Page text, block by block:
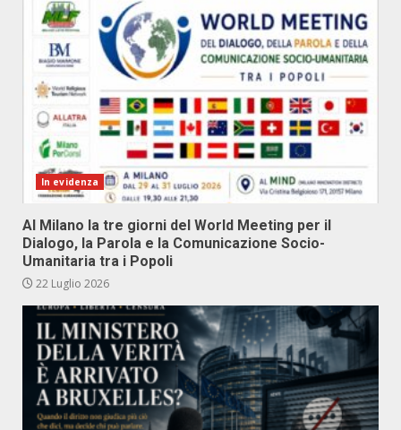
In evidenza
Al Milano la tre giorni del World Meeting per il
Dialogo, la Parola e la Comunicazione Socio-
Umanitaria tra i Popoli
22 Luglio 2026